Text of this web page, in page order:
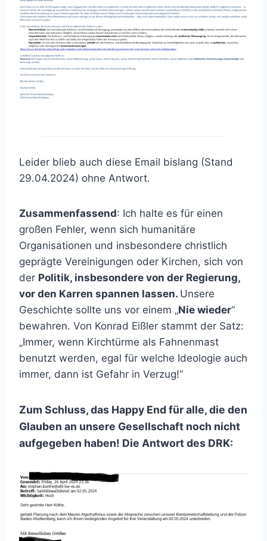
Leider blieb auch diese Email bislang (Stand
29.04.2024) ohne Antwort.
Zusammenfassend: Ich halte es für einen
großen Fehler, wenn sich humanitäre
Organisationen und insbesondere christlich
geprägte Vereinigungen oder Kirchen, sich von
der Politik, insbesondere von der Regierung,
vor den Karren spannen lassen. Unsere
Geschichte sollte uns vor einem „Nie wieder“
bewahren. Von Konrad Eißler stammt der Satz:
„Immer, wenn Kirchtürme als Fahnenmast
benutzt werden, egal für welche Ideologie auch
immer, dann ist Gefahr in Verzug!“
Zum Schluss, das Happy End für alle, die den
Glauben an unsere Gesellschaft noch nicht
aufgegeben haben! Die Antwort des DRK: